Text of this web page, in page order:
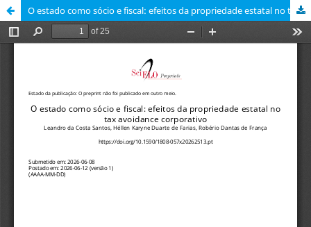
O estado como sócio e fiscal: efeitos da propriedade estatal no tax avoidance corporativo